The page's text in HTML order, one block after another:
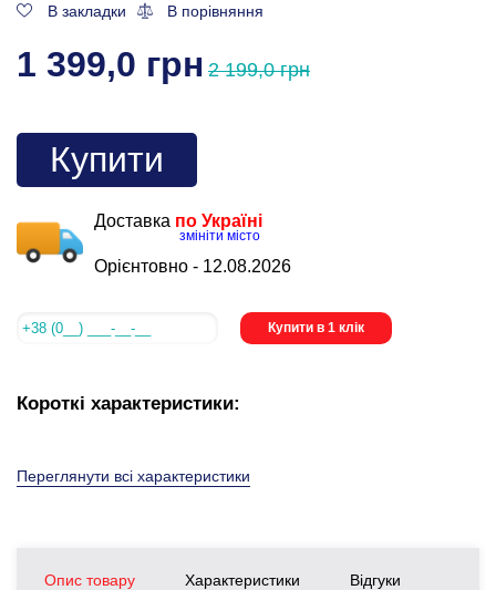
В закладки В порівняння
1 399,0 грн 2 199,0 грн
Купити
Доставка по Україні
змініти місто
Орієнтовно - 12.08.2026
Купити в 1 клік
Короткі характеристики:
Переглянути всі характеристики
Опис товару Характеристики Відгуки